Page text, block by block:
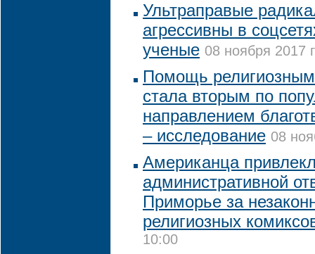
Ультраправые
агрессивны в
ученые 08 ноября 2017
Помощь
стала вторым по
направлением
– исследование 08
Американца
административной
Приморье за
религиозных
10:00